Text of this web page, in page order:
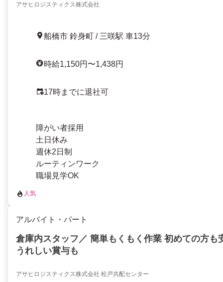
アサヒロジスティクス株式会社
船橋市 鈴身町 / 三咲駅 車13分
時給1,150円〜1,438円
17時までに退社可
障がい者採用
土日休み
週休2日制
ルーティンワーク
職場見学OK
人気
アルバイト・パート
倉庫内スタッフ／ 簡単もくもく作業 初めての方も
うれしい賞与も
アサヒロジスティクス株式会社 松戸共配センター